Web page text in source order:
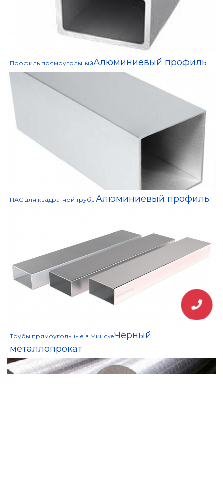
Профиль прямоугольныйАлюминиевый профиль
ПАС для квадратной трубыАлюминиевый профиль
Трубы прямоугольные в МинскеЧёрный
металлопрокат